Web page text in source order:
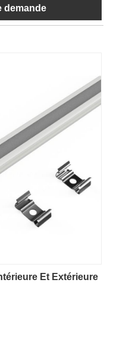
demande
Et Extérieure